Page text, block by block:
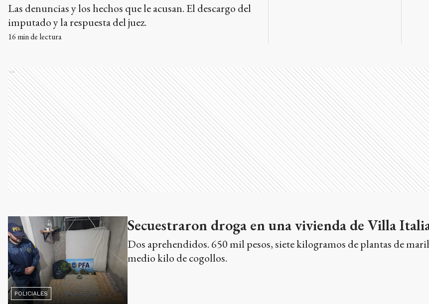
Las denuncias y los hechos que le acusan. El descargo del
imputado y la respuesta del juez.
16 min de lectura
Ads
POLICIALES
Secuestraron droga en una vivienda de Villa
Dos aprehendidos. 650 mil pesos, siete kilogramos de plantas de
medio kilo de cogollos.